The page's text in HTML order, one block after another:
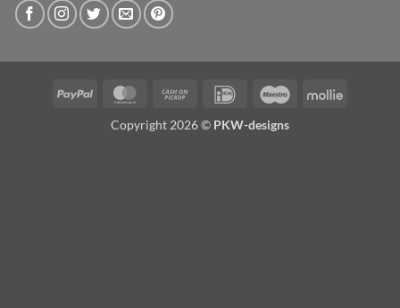
PayPal MasterCardCash
Pickup
IDeal Maestro Mollie
Copyright 2026 © PKW-designs